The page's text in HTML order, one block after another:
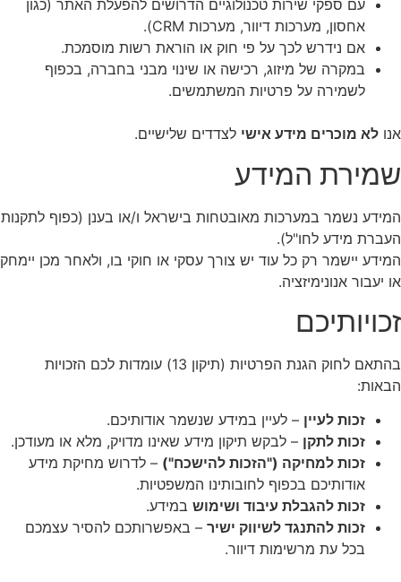
עם ספקי שירות טכנולוגיים הדרושים להפעלת האתר (כגון
אחסון, מערכות דיוור, מערכות CRM).
אם נידרש לכך על פי חוק או הוראת רשות מוסמכת.
במקרה של מיזוג, רכישה או שינוי מבני בחברה, בכפוף
לשמירה על פרטיות המשתמשים.
לא מוכרים מידע אישילצדדים שלישיים.
המידע
נשמר במערכות מאובטחות בישראל ו/או בענן (כפוף לתקנות
מידע לחו"ל).
יישמר רק כל עוד יש צורך עסקי או חוקי בו, ולאחר מכן יימחק
יעבור אנונימיזציה.
בהתאם לחוק הגנת הפרטיות (תיקון 13) עומדות לכם הזכויות
זכות לעיין– לעיין במידע שנשמר אודותיכם.
זכות לתקן– לבקש תיקון מידע שאינו מדויק, מלא או מעודכן.
זכות למחיקה ("הזכות להישכח")– לדרוש מחיקת מידע
אודותיכם בכפוף לחובותינו המשפטיות.
זכות להגבלת עיבוד ושימושבמידע.
זכות להתנגד לשיווק ישיר– באפשרותכם להסיר עצמכם
בכל עת מרשימות דיוור.